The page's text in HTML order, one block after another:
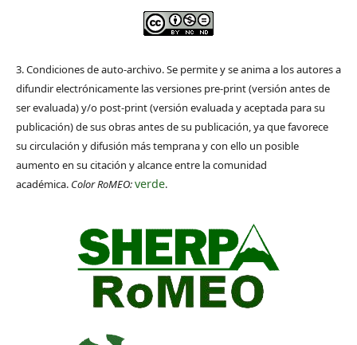
3. Condiciones de auto-archivo. Se permite y se anima a los autores a
difundir electrónicamente las versiones pre-print (versión antes de
ser evaluada) y/o post-print (versión evaluada y aceptada para su
publicación) de sus obras antes de su publicación, ya que favorece
su circulación y difusión más temprana y con ello un posible
aumento en su citación y alcance entre la comunidad
académica. Color RoMEO:verde.